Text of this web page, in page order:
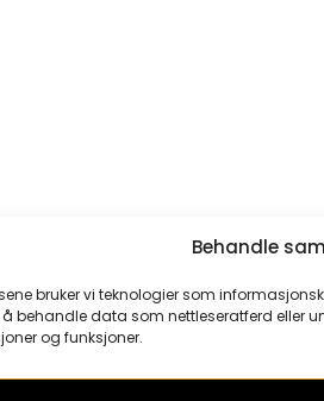
Behandle
bruker vi teknologier som
behandle data som nettleseratferd eller
og funksjoner.